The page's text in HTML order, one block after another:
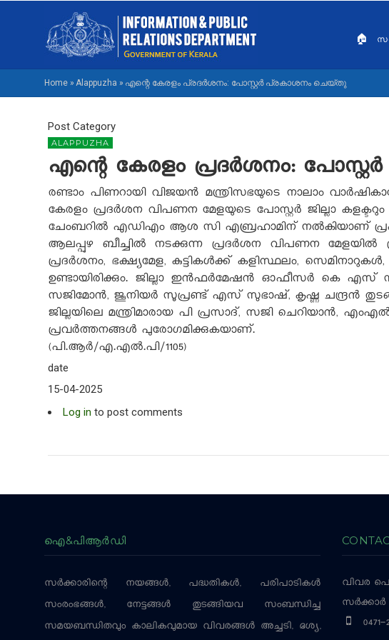
🏠
BREADCRUMB
Home » Alappuzha » എന്റെ കേരളം പ്രദര്‍ശനം: പോസ്റ്റര്‍ പ്രകാശനം ചെയ്തു
Post Category
ALAPPUZHA
എന്റെ കേരളം പ്രദര്‍ശനം:
രണ്ടാം പിണറായി വിജയന്‍ മന്ത്രിസഭയുടെ നാലാം
കേരളം പ്രദര്‍ശന വിപണന മേളയുടെ പോസ്റ്റര്‍ ജില്ലാ
ചേംബറില്‍ എഡിഎം ആശ സി എബ്രഹാമിന് നല്‍കിയാണ്
ആലപ്പുഴ ബീച്ചില്‍ നടക്കുന്ന പ്രദര്‍ശന വിപണന മേളയില്‍
പ്രദര്‍ശനം, ഭക്ഷ്യമേള, കുട്ടികള്‍ക്ക് കളിസ്ഥലം,
ഉണ്ടായിരിക്കും. ജില്ലാ ഇന്‍ഫര്‍മേഷന്‍ ഓഫീസര്‍ കെ എസ്
സജിമോന്‍, ജൂനിയര്‍ സൂപ്രണ്ട് എസ് സുഭാഷ്, കൃഷ്ണ ചന്ദ്രന്‍
ജില്ലയിലെ മന്ത്രിമാരായ പി പ്രസാദ്, സജി ചെറിയാന്‍,
പ്രവര്‍ത്തനങ്ങള്‍ പുരോഗമിക്കുകയാണ്.
(പി.ആര്‍/എ.എല്‍.പി/1105)
date
15-04-2025
Log in to post comments
ഐ&പിആര്‍ഡി
സര്‍ക്കാരിന്റെ നയങ്ങള്‍, പദ്ധതികള്‍, പരിപാടികള്‍
സംരംഭങ്ങള്‍, നേട്ടങ്ങള്‍ തുടങ്ങിയവ സംബന്ധിച്ച
സമയബന്ധിതവും കാലികവുമായ വിവരങ്ങള്‍ അച്ചടി, ദൃശ്യ,
വിവര
സര്‍ക്കാര്‍
0471-